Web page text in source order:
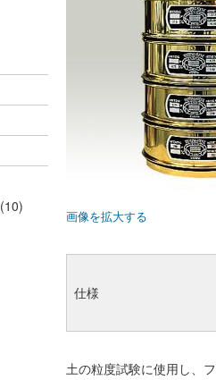
(10)
画像を拡大する
仕様
土の粒度試験に使用し、